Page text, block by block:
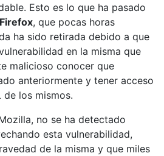
Esto es lo que ha pasado
, que pocas horas
ha sido retirada debido a que
en la misma que
malicioso conocer que
anteriormente y tener acceso
de los mismos.
no se ha detectado
esta vulnerabilidad,
de la misma y que miles